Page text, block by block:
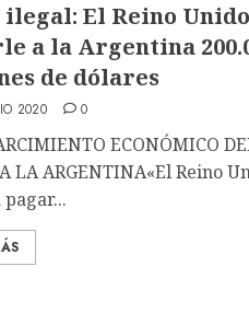
ilegal: El Reino
a la Argentina
de dólares
2020 0
ECONÓMICO
LA ARGENTINA«El Reino